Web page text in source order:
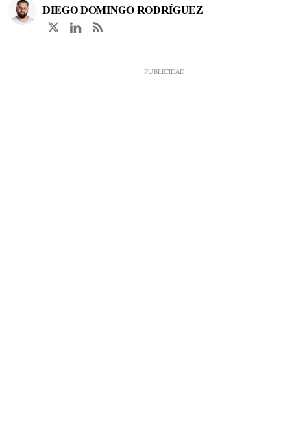
DIEGO DOMINGO RODRÍGUEZ